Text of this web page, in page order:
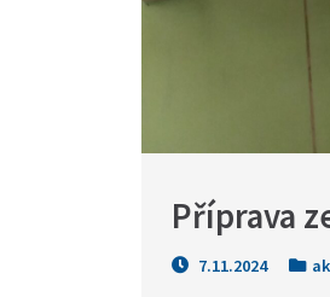
Příprava
7.11.2024